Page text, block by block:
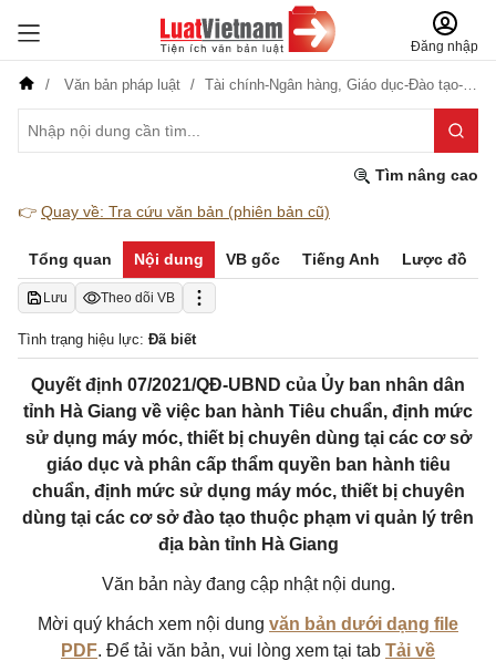
Đăng nhập
Văn bản pháp luật Tài chính-Ngân hàng, Giáo dục-Đào tạo-Dạy nghề,
Tìm nâng cao
👉 Quay về: Tra cứu văn bản (phiên bản cũ)
Tổng quan Nội dung VB gốc Tiếng Anh Lược đồ
Lưu Theo dõi VB
Tình trạng hiệu lực: Đã biết
Quyết định 07/2021/QĐ-UBND của Ủy ban nhân dân
tỉnh Hà Giang về việc ban hành Tiêu chuẩn, định mức
sử dụng máy móc, thiết bị chuyên dùng tại các cơ sở
giáo dục và phân cấp thẩm quyền ban hành tiêu
chuẩn, định mức sử dụng máy móc, thiết bị chuyên
dùng tại các cơ sở đào tạo thuộc phạm vi quản lý trên
địa bàn tỉnh Hà Giang
Văn bản này đang cập nhật nội dung.
Mời quý khách xem nội dung văn bản dưới dạng file
PDF. Để tải văn bản, vui lòng xem tại tab Tải về